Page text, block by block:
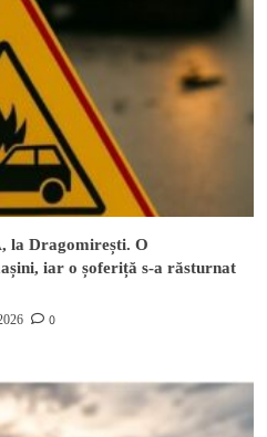
la Dragomirești. O
iar o șoferiță s-a răsturnat
0